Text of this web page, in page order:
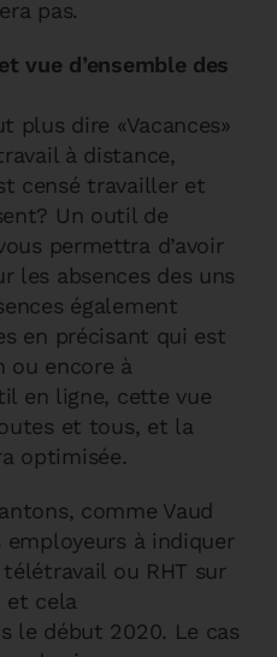
pas.
vue d’ensemble des
plus dire «Vacances»
à distance,
censé travailler et
Un outil de
permettra d’avoir
les absences des uns
également
en précisant qui est
ou encore à
en ligne, cette vue
et tous, et la
optimisée.
comme Vaud
à indiquer
ou RHT sur
et cela
le début 2020. Le cas